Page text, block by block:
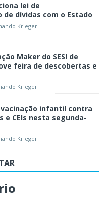
lei de
dívidas com o Estado
Krieger
Maker do SESI de
feira de descobertas e
Krieger
infantil contra
e CEIs nesta segunda-
Krieger